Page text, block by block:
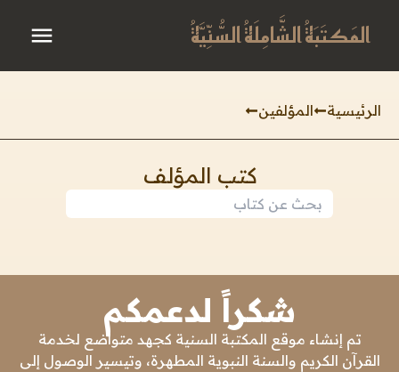
المَكتَبَةُ الشَّامِلَةُ السُّنِّيَّةُ
الرئيسية المؤلفين
كتب المؤلف
شكراً لدعمكم
تم إنشاء موقع المكتبة السنية كجهد متواضع لخدمة
القرآن الكريم والسنة النبوية المطهرة، وتيسير الوصول إلى